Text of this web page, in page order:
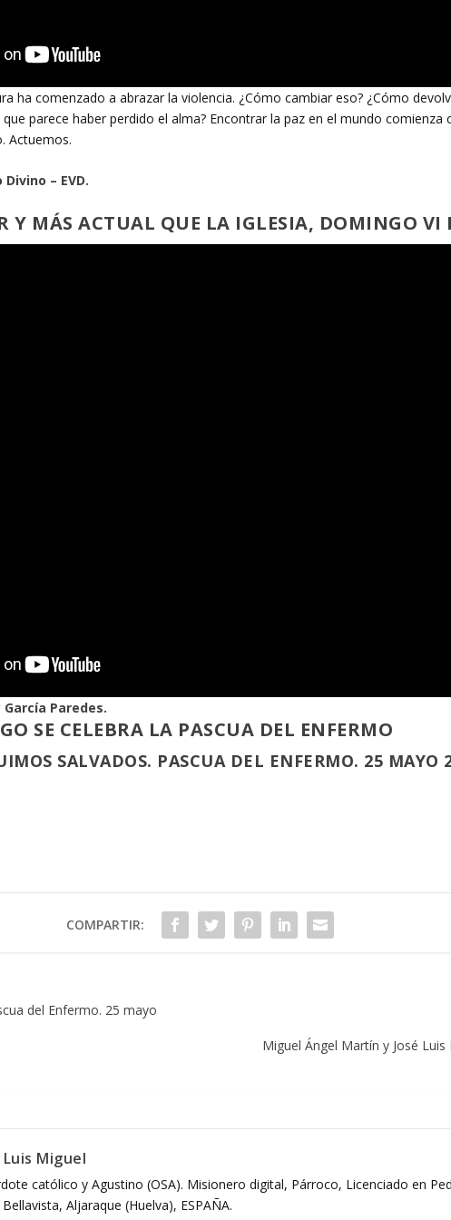
ha comenzado a abrazar la violencia. ¿Cómo cambiar eso? ¿Cómo
parece haber perdido el alma? Encontrar la paz en el mundo comienza
Actuemos.
– EVD.
Y MÁS ACTUAL QUE LA IGLESIA, DOMINGO VI
García Paredes.
SE CELEBRA LA PASCUA DEL ENFERMO
SALVADOS. PASCUA DEL ENFERMO. 25 MAYO
COMPARTIR:
del Enfermo. 25 mayo
Miguel Ángel Martín y José
Luis Miguel
católico y Agustino (OSA). Misionero digital, Párroco, Licenciado en
Bellavista, Aljaraque (Huelva), ESPAÑA.